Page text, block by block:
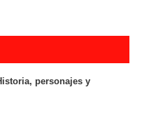
personajes y